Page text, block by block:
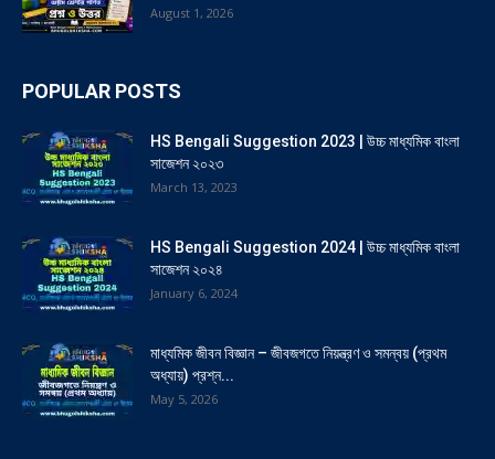
August 1, 2026
POPULAR POSTS
HS Bengali Suggestion 2023 | উচ্চ মাধ্যমিক বাংলা
সাজেশন ২০২৩
March 13, 2023
HS Bengali Suggestion 2024 | উচ্চ মাধ্যমিক বাংলা
সাজেশন ২০২৪
January 6, 2024
মাধ্যমিক জীবন বিজ্ঞান – জীবজগতে নিয়ন্ত্রণ ও সমন্বয় (প্রথম
অধ্যায়) প্রশ্ন...
May 5, 2026